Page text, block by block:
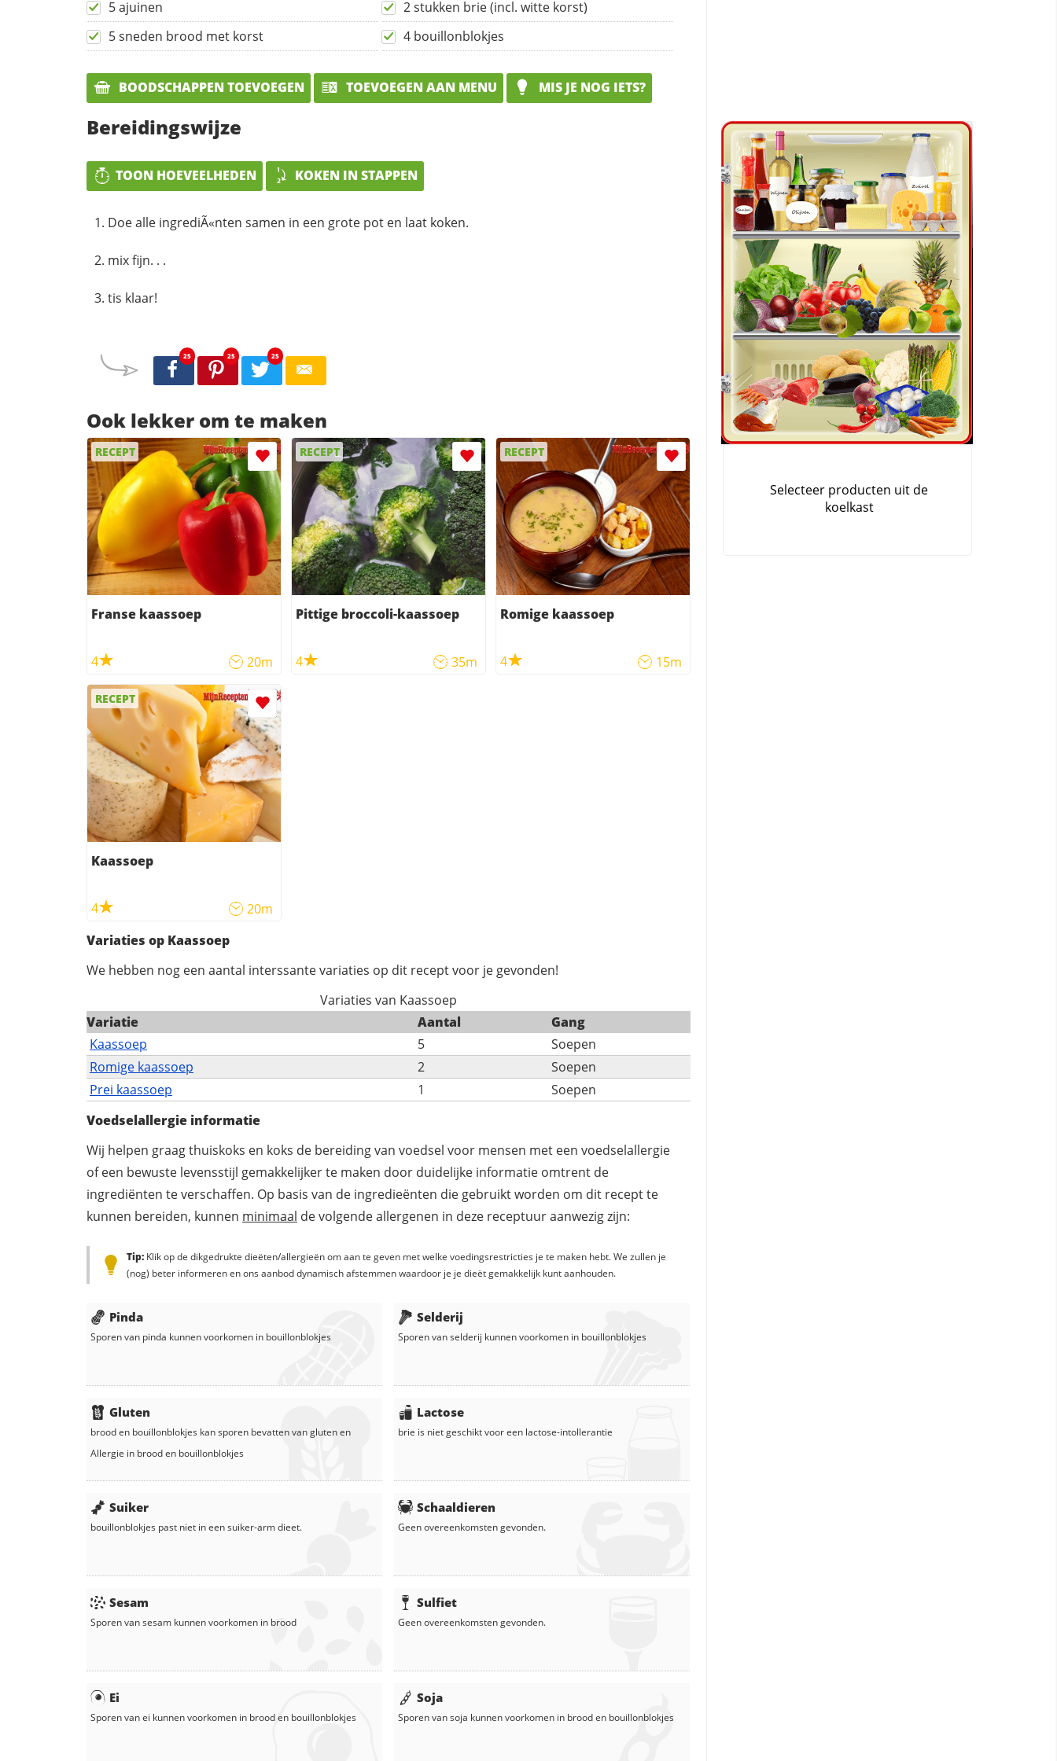
5 ajuinen
2 stukken brie (incl. witte korst)
5 sneden brood met korst
4 bouillonblokjes
BOODSCHAPPEN TOEVOEGEN TOEVOEGEN AAN MENU MIS JE NOG IETS?
Bereidingswijze
TOON HOEVEELHEDEN KOKEN IN STAPPEN
Doe alle ingrediÃ«nten samen in een grote pot en laat koken.
mix fijn. . .
tis klaar!
25 25 25
Ook lekker om te maken
RECEPT
Franse kaassoep
4 20m
RECEPT
Pittige broccoli-kaassoep
4 35m
RECEPT
Romige kaassoep
4 15m
RECEPT
Kaassoep
4
20m
Variaties op Kaassoep
We hebben nog een aantal interssante variaties op dit recept voor je gevonden!
Variaties van Kaassoep
Variatie
Aantal
Gang
Kaassoep
5
Soepen
Romige kaassoep
2
Soepen
Prei kaassoep
1
Soepen
Voedselallergie informatie
Wij helpen graag thuiskoks en koks de bereiding van voedsel voor mensen met een voedselallergie
of een bewuste levensstijl gemakkelijker te maken door duidelijke informatie omtrent de
ingrediënten te verschaffen. Op basis van de ingredieënten die gebruikt worden om dit recept te
kunnen bereiden, kunnen minimaal de volgende allergenen in deze receptuur aanwezig zijn:
Tip: Klik op de dikgedrukte dieëten/allergieën om aan te geven met welke voedingsrestricties je te maken hebt. We zullen je
(nog) beter informeren en ons aanbod dynamisch afstemmen waardoor je je dieët gemakkelijk kunt aanhouden.
Pinda
Sporen van pinda kunnen voorkomen in bouillonblokjes
Gluten
brooden bouillonblokjes kan sporen bevatten van gluten en
Allergie in brooden bouillonblokjes
Suiker
bouillonblokjes past niet in een suiker-arm dieet.
Sesam
Sporen van sesam kunnen voorkomen in brood
Ei
Sporen van ei kunnen voorkomen in brooden bouillonblokjes
Selderij
Sporen van selderij kunnen voorkomen in bouillonblokjes
Lactose
brie is niet geschikt voor een lactose-intollerantie
Schaaldieren
Geen overeenkomsten gevonden.
Sulfiet
Geen overeenkomsten gevonden.
Soja
Sporen van soja kunnen voorkomen in brooden bouillonblokjes